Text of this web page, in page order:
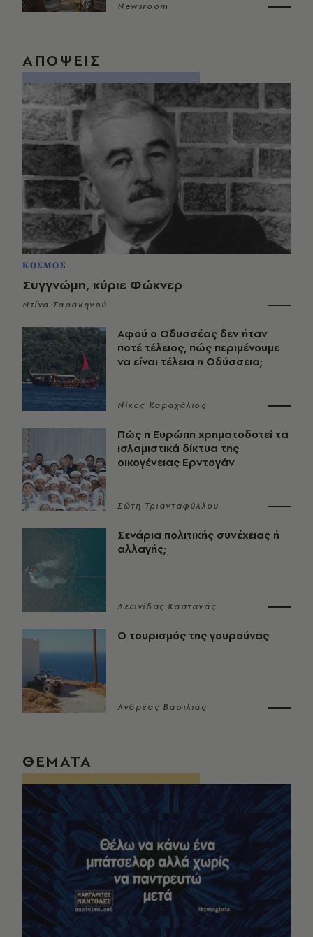
Newsroom
ΑΠΟΨΕΙΣ
ΚΟΣΜΟΣ
Συγγνώμη, κύριε Φώκνερ
Ντίνα Σαρακηνού
Αφού ο Οδυσσέας δεν ήταν
ποτέ τέλειος, πώς περιμένουμε
να είναι τέλεια η Οδύσσεια;
Νίκος Καραχάλιος
Πώς η Ευρώπη χρηματοδοτεί τα
ισλαμιστικά δίκτυα της
οικογένειας Ερντογάν
Σώτη Τριανταφύλλου
Σενάρια πολιτικής συνέχειας ή
αλλαγής;
Λεωνίδας Καστανάς
Ο τουρισμός της γουρούνας
Ανδρέας Βασιλιάς
ΘΕΜΑΤΑ